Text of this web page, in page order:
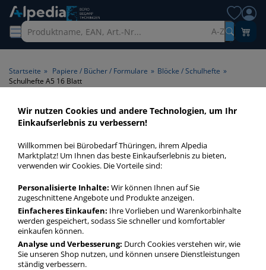
A-Z
Startseite » Papiere / Bücher / Formulare » Blöcke / Schulhefte »
Schulhefte A5 16 Blatt
Schulhefte A5 16 Blatt >
Format A5 > Blattanzahl 16
Blatt
Schulhefte A5 16 Blatt in bester Qualität zum günstigen
Preis. Finden Sie schnell Schulhefte A5 16 Blatt mit unserer
Filter-Funktion.
Schulhefte A5 16 Blatt
mehr Infos zur Kategorie
Wir nutzen Cookies und andere Technologien, um Ihr
Einkaufserlebnis zu verbessern!
Willkommen bei Bürobedarf Thüringen, ihrem Alpedia
Marktplatz! Um Ihnen das beste Einkaufserlebnis zu bieten,
verwenden wir Cookies. Die Vorteile sind:
Personalisierte Inhalte: Wir können Ihnen auf Sie
zugeschnittene Angebote und Produkte anzeigen.
Einfacheres Einkaufen: Ihre Vorlieben und Warenkorbinhalte
werden gespeichert, sodass Sie schneller und komfortabler
einkaufen können.
Analyse und Verbesserung: Durch Cookies verstehen wir, wie
Sie unseren Shop nutzen, und können unsere Dienstleistungen
ständig verbessern.